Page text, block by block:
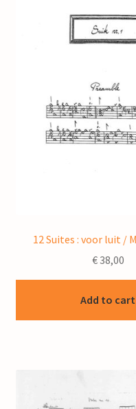
12 Suites : voor luit /
€38,00
Add to cart